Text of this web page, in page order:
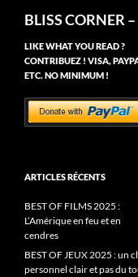
BLISS CORNER
LIKE WHAT YOU READ ?
CONTRIBUEZ ! VISA,
ETC. NO MINIMUM !
ARTICLES RÉCENTS
BEST OF FILMS 2025 :
L’Amérique en feu et en
cendres
BEST OF JEUX 2025 : un
personnel clair et pas du